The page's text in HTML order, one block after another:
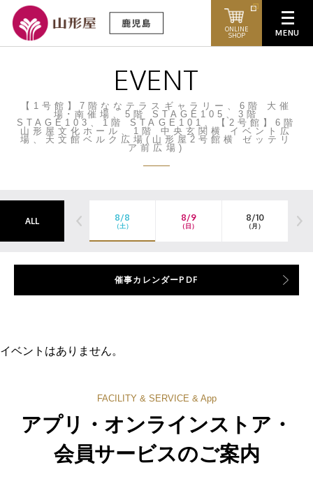
ONLINE
SHOP
EVENT
【1号館】7階ななテラスギャラリー、6階 大催
場･南催場、5階 STAGE105、3階
STAGE103、1階 STAGE101、【2号館】6階
山形屋文化ホール、1階 中央玄関横 イベント広
場、天文館ベルク広場(山形屋2号館横 ゼッテリ
ア前広場)
ALL 8/8
（土）
8/9
（日）
8/10
（月）
催事カレンダーPDF
イベントはありません。
FACILITY & SERVICE & App
アプリ・オンラインストア・
会員サービスのご案内